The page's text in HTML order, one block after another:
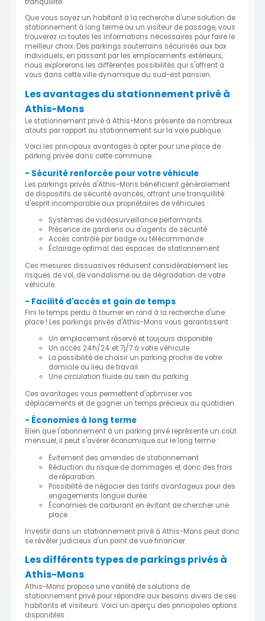
Que vous soyez un habitant à la recherche d'une solution de
stationnement à long terme ou un visiteur de passage, vous
trouverez ici toutes les informations nécessaires pour faire le
meilleur choix. Des parkings souterrains sécurisés aux box
individuels, en passant par les emplacements extérieurs,
nous explorerons les différentes possibilités qui s'offrent à
vous dans cette ville dynamique du sud-est parisien.
Les avantages du stationnement privé à
Athis-Mons
Le stationnement privé à Athis-Mons présente de nombreux
atouts par rapport au stationnement sur la voie publique.
Voici les principaux avantages à opter pour une place de
parking privée dans cette commune :
- Sécurité renforcée pour votre véhicule
Les parkings privés d'Athis-Mons bénéficient généralement
de dispositifs de sécurité avancés, offrant une tranquillité
d'esprit incomparable aux propriétaires de véhicules :
Systèmes de vidéosurveillance performants
Présence de gardiens ou d'agents de sécurité
Accès contrôlé par badge ou télécommande
Éclairage optimal des espaces de stationnement
Ces mesures dissuasives réduisent considérablement les
risques de vol, de vandalisme ou de dégradation de votre
véhicule.
- Facilité d'accès et gain de temps
Fini le temps perdu à tourner en rond à la recherche d'une
place ! Les parkings privés d'Athis-Mons vous garantissent :
Un emplacement réservé et toujours disponible
Un accès 24h/24 et 7j/7 à votre véhicule
La possibilité de choisir un parking proche de votre
domicile ou lieu de travail
Une circulation fluide au sein du parking
Ces avantages vous permettent d'optimiser vos
déplacements et de gagner un temps précieux au quotidien.
- Économies à long terme
Bien que l'abonnement à un parking privé représente un coût
mensuel, il peut s'avérer économique sur le long terme :
Évitement des amendes de stationnement
Réduction du risque de dommages et donc des frais
de réparation
Possibilité de négocier des tarifs avantageux pour des
engagements longue durée
Économies de carburant en évitant de chercher une
place
Investir dans un stationnement privé à Athis-Mons peut donc
se révéler judicieux d'un point de vue financier.
Les différents types de parkings privés à
Athis-Mons
Athis-Mons propose une variété de solutions de
stationnement privé pour répondre aux besoins divers de ses
habitants et visiteurs. Voici un aperçu des principales options
disponibles :